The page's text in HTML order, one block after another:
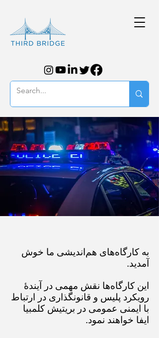
به کارگاه‌های هم‌اندیشی ما خوش
آمدید.
این کارگاه‌ها نقش مهمی در آیندهٔ
رویکرد پلیس و قانونگذاری در ارتباط
با ایمنی عمومی در بریتیش کلمبیا
ایفا خواهند نمود.